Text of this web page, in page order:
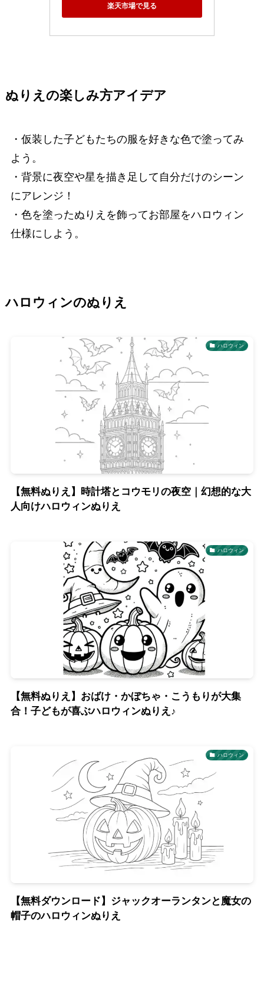
楽天市場で見る
ぬりえの楽しみ方アイデア
・仮装した子どもたちの服を好きな色で塗ってみ
よう。
・背景に夜空や星を描き足して自分だけのシーン
にアレンジ！
・色を塗ったぬりえを飾ってお部屋をハロウィン
仕様にしよう。
ハロウィンのぬりえ
ハロウィン
【無料ぬりえ】時計塔とコウモリの夜空｜幻想的な大
人向けハロウィンぬりえ
ハロウィン
【無料ぬりえ】おばけ・かぼちゃ・こうもりが大集
合！子どもが喜ぶハロウィンぬりえ♪
ハロウィン
【無料ダウンロード】ジャックオーランタンと魔女の
帽子のハロウィンぬりえ